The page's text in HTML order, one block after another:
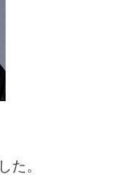
た。